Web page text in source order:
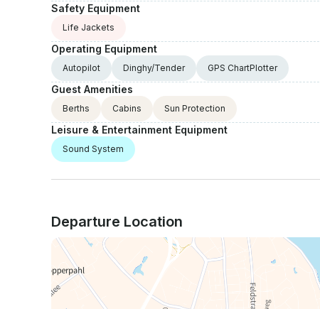
Safety Equipment
Life Jackets
Operating Equipment
Autopilot Dinghy/Tender GPS ChartPlotter
Guest Amenities
Berths Cabins Sun Protection
Leisure & Entertainment Equipment
Sound System
Departure Location